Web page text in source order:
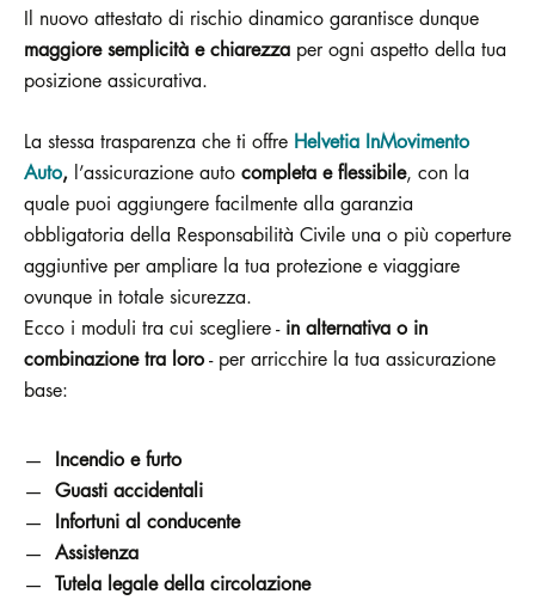
Il nuovo attestato di rischio dinamico garantisce dunque
maggiore semplicità e chiarezza per ogni aspetto della tua
posizione assicurativa.
La stessa trasparenza che ti offre Helvetia InMovimento
Auto, l’assicurazione auto completa e flessibile, con la
quale puoi aggiungere facilmente alla garanzia
obbligatoria della Responsabilità Civile una o più coperture
aggiuntive per ampliare la tua protezione e viaggiare
ovunque in totale sicurezza.
Ecco i moduli tra cui scegliere -in alternativa o in
combinazione tra loro- per arricchire la tua assicurazione
base:
Incendio e furto
Guasti accidentali
Infortuni al conducente
Assistenza
Tutela legale della circolazione